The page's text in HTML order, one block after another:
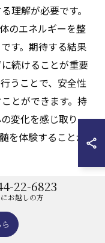
理解が必要です。
のエネルギーを整
す。期待する結果
続けることが重要
うことで、安全性
とができます。持
変化を感じ取り、
体験することが
る
的に行うために
とが重要です。ま
22-6823
お越しの方